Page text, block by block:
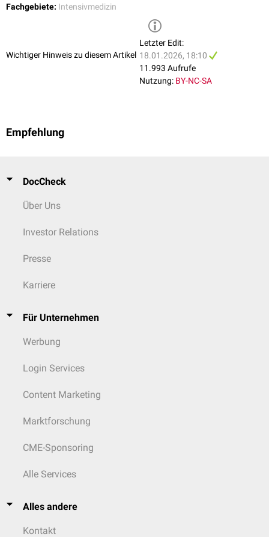
Fachgebiete: Intensivmedizin
Wichtiger Hinweis zu diesem Artikel
Letzter Edit:
18.01.2026, 18:10
11.993 Aufrufe
Nutzung: BY-NC-SA
Empfehlung
DocCheck
Über Uns
Investor Relations
Presse
Karriere
Für Unternehmen
Werbung
Login Services
Content Marketing
Marktforschung
CME-Sponsoring
Alle Services
Alles andere
Kontakt